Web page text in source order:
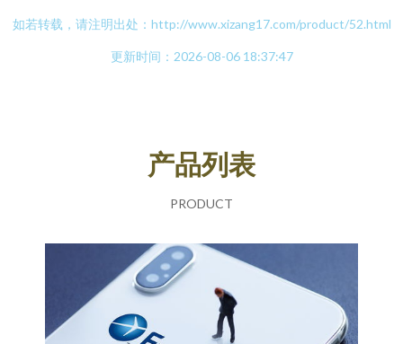
如若转载，请注明出处：http://www.xizang17.com/product/52.html
更新时间：2026-08-06 18:37:47
产品列表
PRODUCT